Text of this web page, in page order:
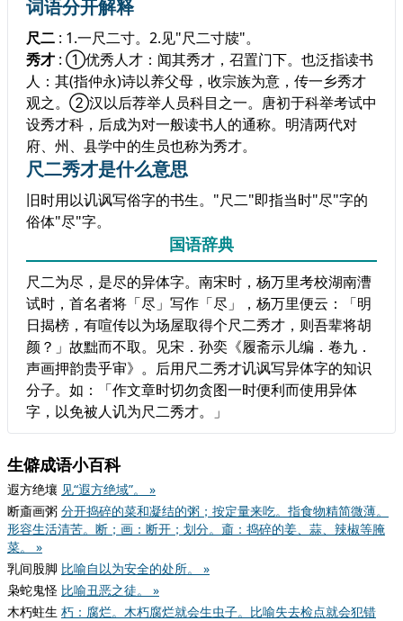
词语分开解释
尺二 : 1.一尺二寸。2.见"尺二寸牍"。
秀才 : ①优秀人才：闻其秀才，召置门下。也泛指读书
人：其(指仲永)诗以养父母，收宗族为意，传一乡秀才
观之。②汉以后荐举人员科目之一。唐初于科举考试中
设秀才科，后成为对一般读书人的通称。明清两代对
府、州、县学中的生员也称为秀才。
尺二秀才是什么意思
旧时用以讥讽写俗字的书生。"尺二"即指当时"尽"字的
俗体"尽"字。
国语辞典
尺二为尽，是尽的异体字。南宋时，杨万里考校湖南漕
试时，首名者将「尽」写作「尽」，杨万里便云：「明
日揭榜，有喧传以为场屋取得个尺二秀才，则吾辈将胡
颜？」故黜而不取。见宋．孙奕《履斋示儿编．卷九．
声画押韵贵乎审》。后用尺二秀才讥讽写异体字的知识
分子。如：「作文章时切勿贪图一时便利而使用异体
字，以免被人讥为尺二秀才。」
生僻成语小百科
遐方绝壤 见“遐方绝域”。 »
断齑画粥 分开捣碎的菜和凝结的粥；按定量来吃。指食物精简微薄。
形容生活清苦。断；画：断开；划分。齑：捣碎的姜、蒜、辣椒等腌
菜。 »
乳间股脚 比喻自以为安全的处所。 »
枭蛇鬼怪 比喻丑恶之徒。 »
木朽蛀生 朽：腐烂。木朽腐烂就会生虫子。比喻失去检点就会犯错